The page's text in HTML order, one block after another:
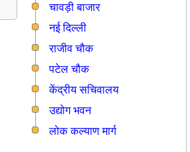
चावड़ी बाजार
नई दिल्ली
राजीव चौक
पटेल चौक
केंद्रीय सचिवालय
उद्योग भवन
लोक कल्याण मार्ग